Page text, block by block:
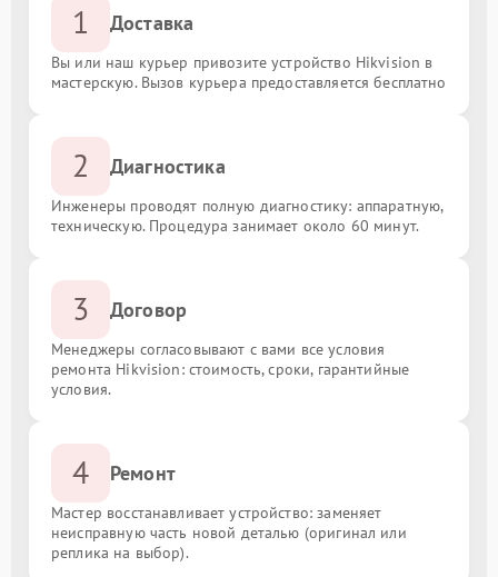
1 Доставка
Вы или наш курьер привозите устройство Hikvision в
мастерскую. Вызов курьера предоставляется бесплатно
2 Диагностика
Инженеры проводят полную диагностику: аппаратную,
техническую. Процедура занимает около 60 минут.
3 Договор
Менеджеры согласовывают с вами все условия
ремонта Hikvision: стоимость, сроки, гарантийные
условия.
4 Ремонт
Мастер восстанавливает устройство: заменяет
неисправную часть новой деталью (оригинал или
реплика на выбор).